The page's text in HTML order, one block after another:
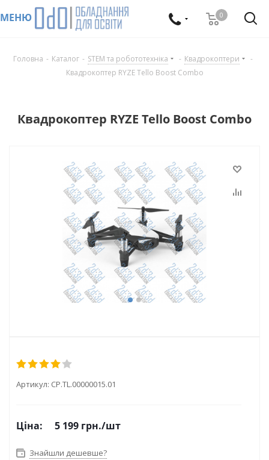
МЕНЮ 0
Головна - Каталог - STEM та робототехніка - Квадрокоптери
-
Квадрокоптер RYZE Tello Boost Combo
Квадрокоптер RYZE Tello Boost Combo
Артикул: CP.TL.00000015.01
Ціна: 5 199 грн./шт
Знайшли дешевше?